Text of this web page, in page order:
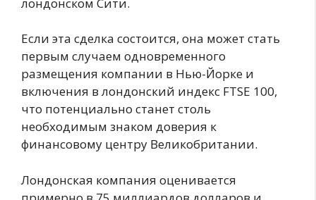
Если эта сделка состоится, она может стать
первым случаем одновременного
размещения компании в Нью-Йорке и
включения в лондонский индекс FTSE 100,
что потенциально станет столь
необходимым знаком доверия к
финансовому центру Великобритании.
Лондонская компания оценивается